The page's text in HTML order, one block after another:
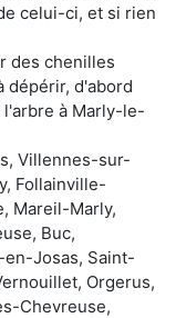
celui-ci, et si rien
des chenilles
dépérir, d'abord
à Marly-le-
Villennes-sur-
Follainville-
Mareil-Marly,
Buc,
Josas, Saint-
Orgerus,
Chevreuse,